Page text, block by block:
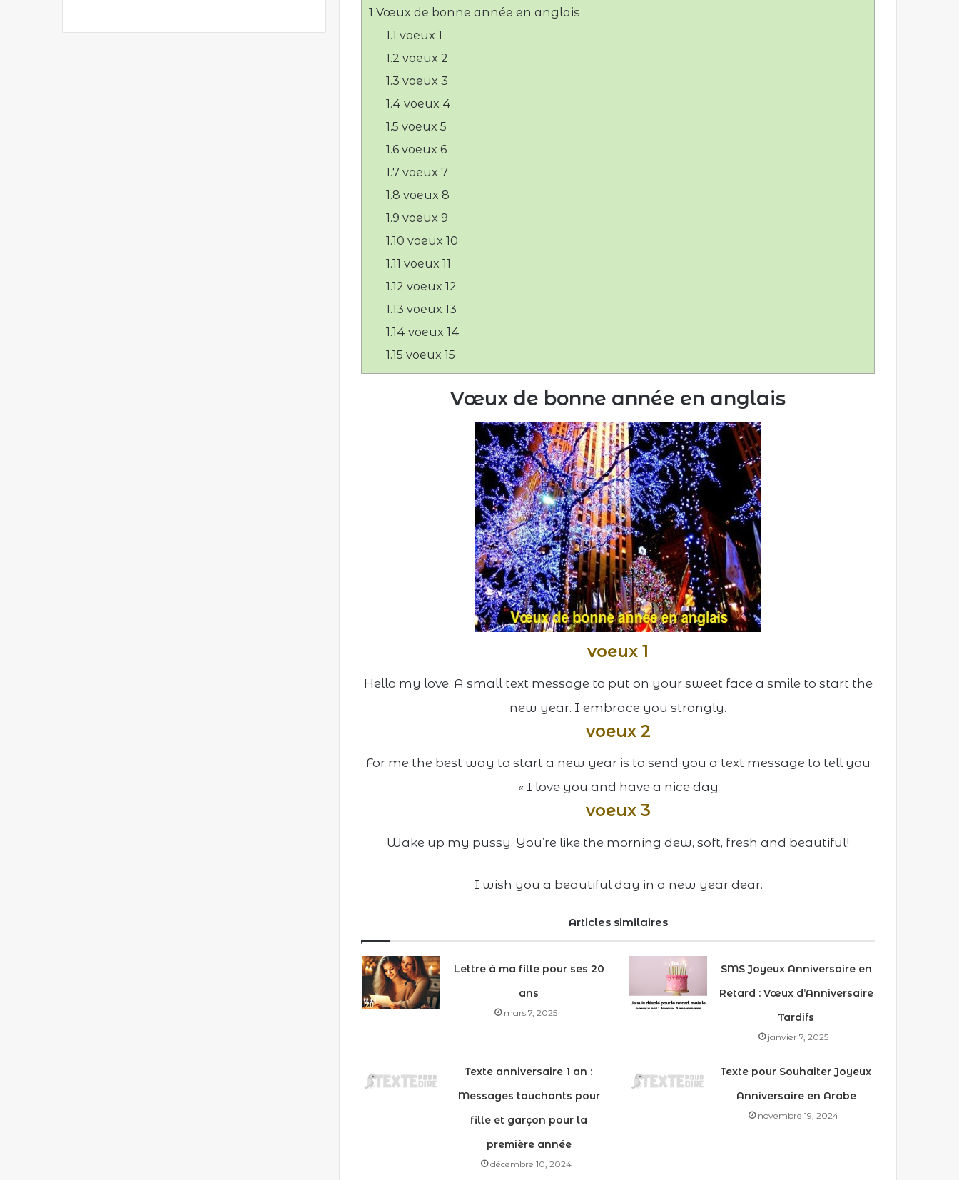
u
1 Vœux de bonne année en anglais
1.1 voeux 1
1.2 voeux 2
1.3 voeux 3
1.4 voeux 4
1.5 voeux 5
1.6 voeux 6
1.7 voeux 7
1.8 voeux 8
1.9 voeux 9
1.10 voeux 10
1.11 voeux 11
1.12 voeux 12
1.13 voeux 13
1.14 voeux 14
1.15 voeux 15
Vœux de bonne année en anglais
voeux 1
Hello my love. A small text message to put on your sweet face a smile to start the
new year. I embrace you strongly.
voeux 2
For me the best way to start a new year is to send you a text message to tell you
« I love you and have a nice day
voeux 3
Wake up my pussy, You’re like the morning dew, soft, fresh and beautiful!
I wish you a beautiful day in a new year dear.
Articles similaires
Lettre à ma fille pour ses 20
ans
mars 7, 2025
SMS Joyeux Anniversaire en
Retard : Vœux d’Anniversaire
Tardifs
janvier 7, 2025
Texte anniversaire 1 an :
Messages touchants pour
fille et garçon pour la
première année
décembre 10, 2024
Texte pour Souhaiter Joyeux
Anniversaire en Arabe
novembre 19, 2024